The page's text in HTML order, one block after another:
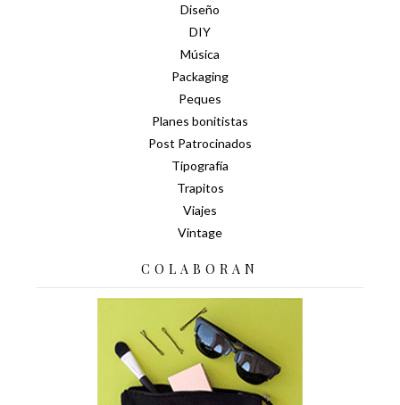
Diseño
DIY
Música
Packaging
Peques
Planes bonitistas
Post Patrocinados
Tipografía
Trapitos
Viajes
Vintage
COLABORAN